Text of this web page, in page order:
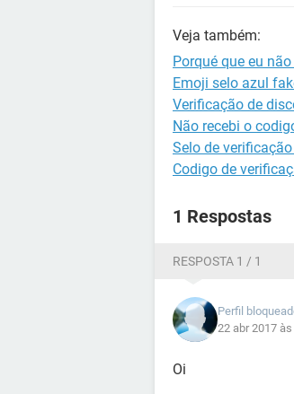
Veja também:
Porqué que eu
Emoji selo azul
Verificação de
Não recebi o
Selo de
Codigo de
1 Respostas
RESPOSTA 1 / 1
Perfil
22 abr 2017
Oi